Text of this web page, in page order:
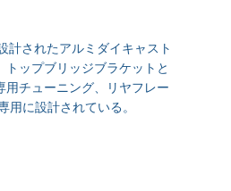
計されたアルミダイキャスト
トップブリッジブラケットと
用チューニング、リヤフレー
用に設計されている。